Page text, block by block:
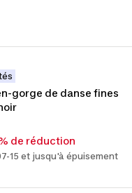
gorge de danse fines
de réduction
15 et jusqu'à épuisement